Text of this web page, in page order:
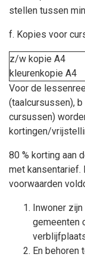
stellen tussen
f. Kopies voor
z/w kopie A4
kleurenkopie A4
Voor de
(taalcursussen),
cursussen)
kortingen/
80 % korting aan
met kansentarief.
voorwaarden
Inwoner
gemeenten
En behoren